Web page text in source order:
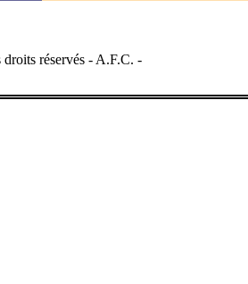
réservés - A.F.C. -